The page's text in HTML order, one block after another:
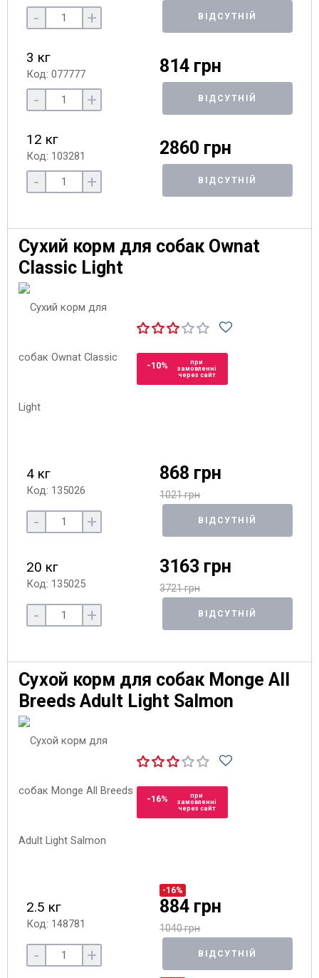
- + ВІДСУТНІЙ
3 кг
Код: 077777 814 грн
- + ВІДСУТНІЙ
12 кг
Код: 103281 2860 грн
- + ВІДСУТНІЙ
Сухий корм для собак Ownat
Classic Light
-10%
при
замовленні
через сайт
4 кг
Код: 135026
868 грн
1021 грн
- + ВІДСУТНІЙ
20 кг
Код: 135025
3163 грн
3721 грн
- + ВІДСУТНІЙ
Сухой корм для собак Monge All
Breeds Adult Light Salmon
-16%
при
замовленні
через сайт
2.5 кг
Код: 148781
-16%
884 грн
1040 грн
- + ВІДСУТНІЙ